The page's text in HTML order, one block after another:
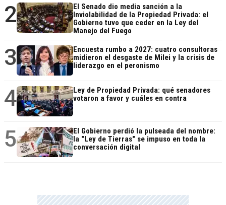
2
El Senado dio media sanción a la
Inviolabilidad de la Propiedad Privada: el
Gobierno tuvo que ceder en la Ley del
Manejo del Fuego
3
Encuesta rumbo a 2027: cuatro consultoras
midieron el desgaste de Milei y la crisis de
liderazgo en el peronismo
4
Ley de Propiedad Privada: qué senadores
votaron a favor y cuáles en contra
5
El Gobierno perdió la pulseada del nombre:
la "Ley de Tierras" se impuso en toda la
conversación digital